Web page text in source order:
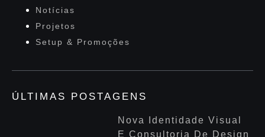
Notícias
Projetos
Setup & Promoções
ÚLTIMAS POSTAGENS
Nova Identidade Visual
E Consultoria De Design